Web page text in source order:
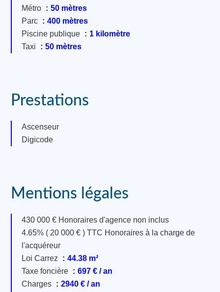
Métro
50 mètres
Parc
400 mètres
Piscine publique
1 kilomètre
Taxi
50 mètres
Prestations
Ascenseur
Digicode
Mentions légales
430 000 € Honoraires d'agence non inclus
4.65% ( 20 000 € ) TTC Honoraires à la charge de
l'acquéreur
Loi Carrez
44.38 m²
Taxe foncière
697 € / an
Charges
2940 € / an